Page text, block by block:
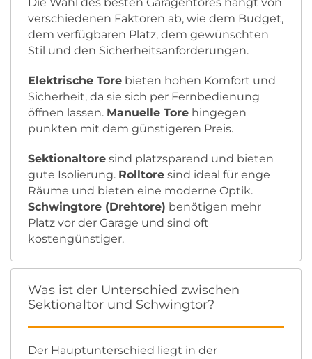
Die Wahl des besten Garagentores hängt von
verschiedenen Faktoren ab, wie dem Budget,
dem verfügbaren Platz, dem gewünschten
Stil und den Sicherheitsanforderungen.
Elektrische Tore bieten hohen Komfort und
Sicherheit, da sie sich per Fernbedienung
öffnen lassen. Manuelle Tore hingegen
punkten mit dem günstigeren Preis.
Sektionaltore sind platzsparend und bieten
gute Isolierung. Rolltore sind ideal für enge
Räume und bieten eine moderne Optik.
Schwingtore (Drehtore) benötigen mehr
Platz vor der Garage und sind oft
kostengünstiger.
Was ist der Unterschied zwischen
Sektionaltor und Schwingtor?
Der Hauptunterschied liegt in der